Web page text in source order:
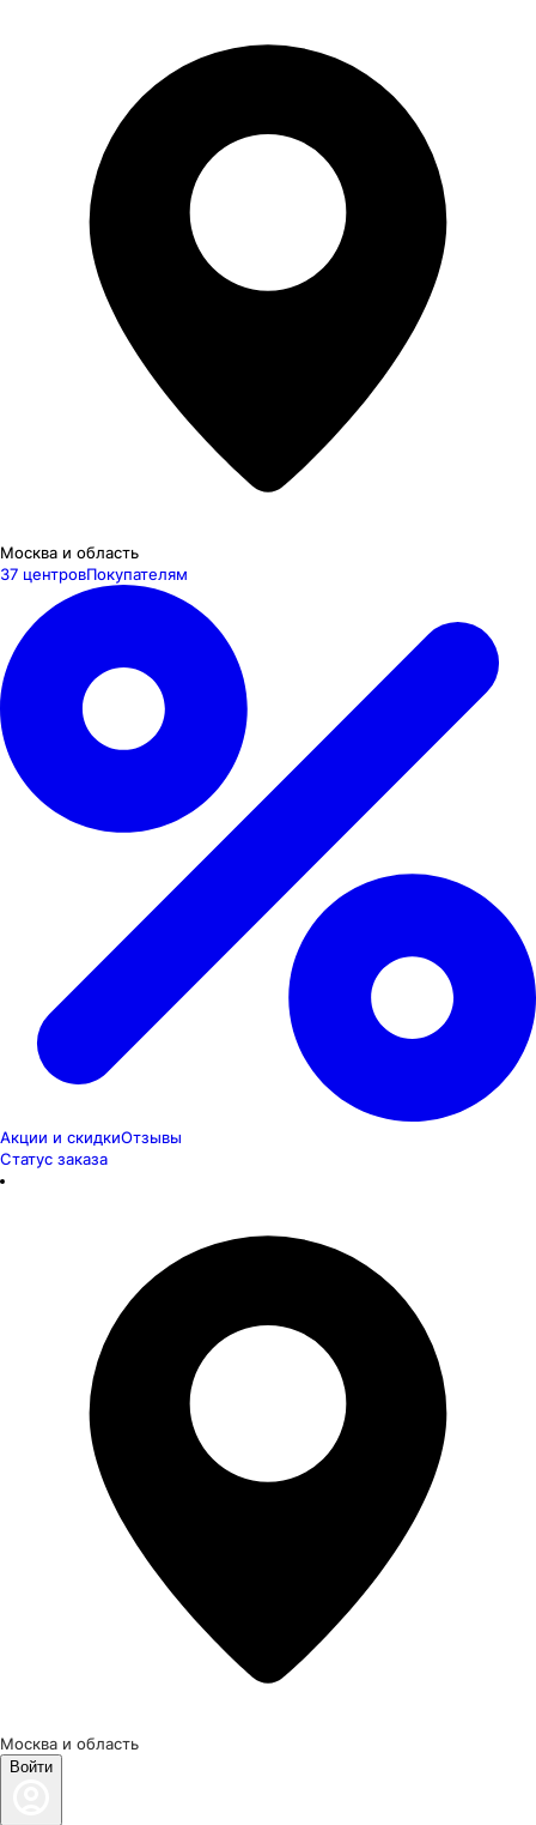
Москва и область
37 центровПокупателям
Акции и скидкиОтзывы
Статус заказа
Москва и область
Войти